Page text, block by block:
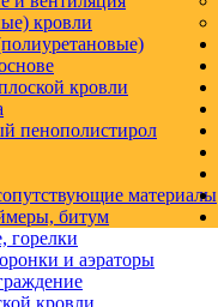
кровли
кровли
пенополистирол
материалы
битум
горелки
и аэраторы
кровли